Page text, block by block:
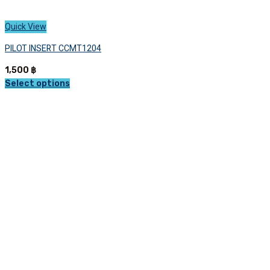
Quick View
PILOT INSERT CCMT1204
1,500 ฿
Select options